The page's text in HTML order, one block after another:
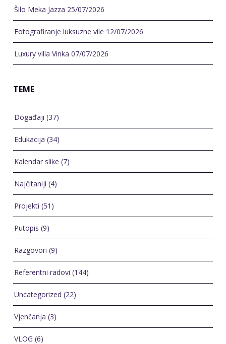
Šilo Meka Jazza 25/07/2026
Fotografiranje luksuzne vile 12/07/2026
Luxury villa Vinka 07/07/2026
TEME
Događaji (37)
Edukacija (34)
Kalendar slike (7)
Najčitaniji (4)
Projekti (51)
Putopis (9)
Razgovori (9)
Referentni radovi (144)
Uncategorized (22)
Vjenčanja (3)
VLOG (6)